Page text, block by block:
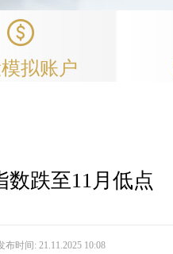
拟账户
数跌至11月低点
布时间: 21.11.2025 10:08